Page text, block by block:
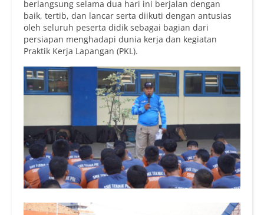
berlangsung selama dua hari ini berjalan dengan
baik, tertib, dan lancar serta diikuti dengan antusias
oleh seluruh peserta didik sebagai bagian dari
persiapan menghadapi dunia kerja dan kegiatan
Praktik Kerja Lapangan (PKL).